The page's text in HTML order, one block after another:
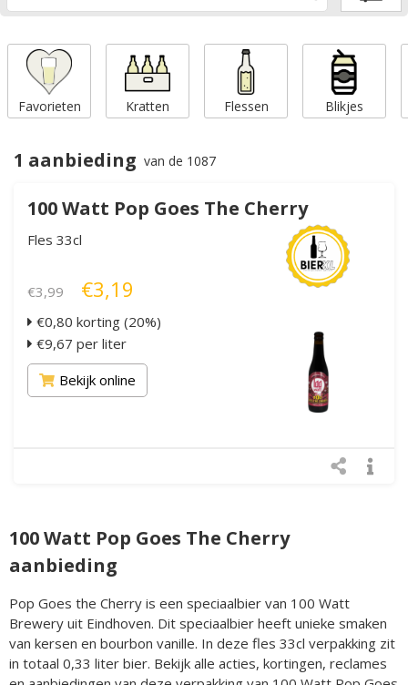
Favorieten Kratten Flessen Blikjes
1 aanbieding van de 1087
100 Watt Pop Goes The Cherry
Fles 33cl
€3,99 €3,19
€0,80 korting (20%)
€9,67 per liter
Bekijk online
100 Watt Pop Goes The Cherry
aanbieding
Pop Goes the Cherry is een speciaalbier van 100 Watt
Brewery uit Eindhoven. Dit speciaalbier heeft unieke smaken
van kersen en bourbon vanille. In deze fles 33cl verpakking zit
in totaal 0,33 liter bier. Bekijk alle acties, kortingen, reclames